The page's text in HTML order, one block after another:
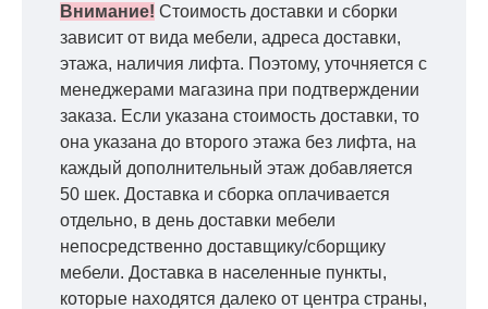
Внимание! Стоимость доставки и сборки
зависит от вида мебели, адреса доставки,
этажа, наличия лифта. Поэтому, уточняется с
менеджерами магазина при подтверждении
заказа. Если указана стоимость доставки, то
она указана до второго этажа без лифта, на
каждый дополнительный этаж добавляется
50 шек. Доставка и сборка оплачивается
отдельно, в день доставки мебели
непосредственно доставщику/сборщику
мебели. Доставка в населенные пункты,
которые находятся далеко от центра страны,